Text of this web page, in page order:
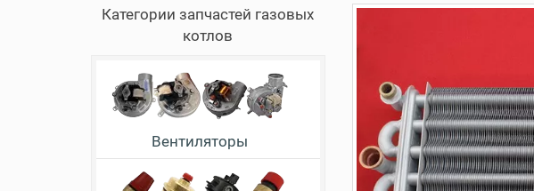
Категории запчастей газовых
котлов
Вентиляторы